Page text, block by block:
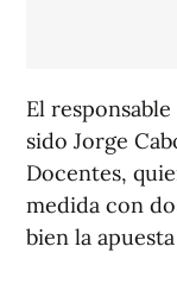
El
sido Jorge
Docentes,
medida con
bien la